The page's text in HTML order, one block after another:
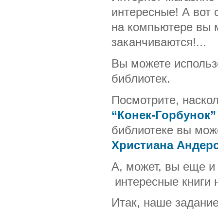
интересные! А вот
на компьютере вы
заканчиваются!...
Вы можете
библиотек.
Посмотрите,
“Конек-Горбунок”
библиотеке вы
Христиана
А, может, вы еще и
интересные
Итак, наше